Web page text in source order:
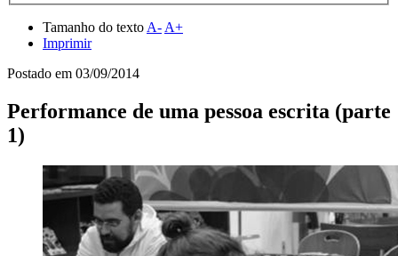
Tamanho do texto A- A+
Imprimir
Postado em 03/09/2014
Performance de uma pessoa escrita (parte
1)